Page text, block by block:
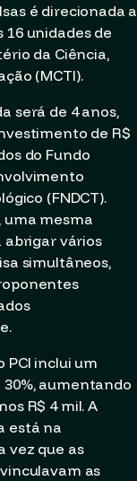
é direcionada a
16 unidades de
da Ciência,
(MCTI).
será de 4 anos,
de R$
do Fundo
(FNDCT).
uma mesma
abrigar vários
simultâneos,
PCI inclui um
aumentando
R$ 4 mil. A
está na
vez que as
as